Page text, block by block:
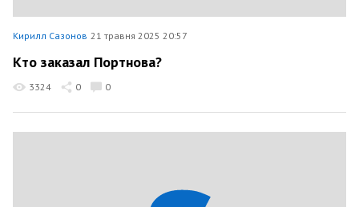
Кирилл Сазонов 21 травня 2025 20:57
Кто заказал Портнова?
3324 0 0